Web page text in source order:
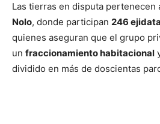
Las tierras en disputa pertenecen
Nolo, donde participan 246
quienes aseguran que el grupo
un fraccionamiento habitacional
dividido en más de doscientas